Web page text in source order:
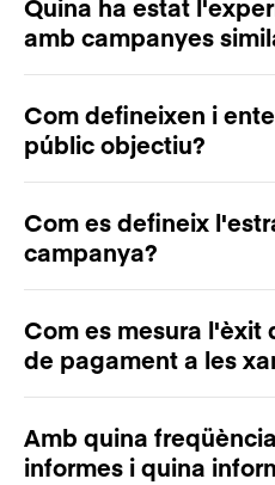
Quina ha estat
amb campanyes
Com defineixen i
públic objectiu?
Com es defineix
campanya?
Com es mesura l'èxit
de pagament a les
Amb quina
informes i quina